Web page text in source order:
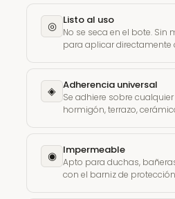
◎ Listo al uso
No se seca en el bote. Sin
para aplicar directamente
◈ Adherencia universal
Se adhiere sobre
hormigón, terrazo,
◉ Impermeable
Apto para duchas,
con el barniz de